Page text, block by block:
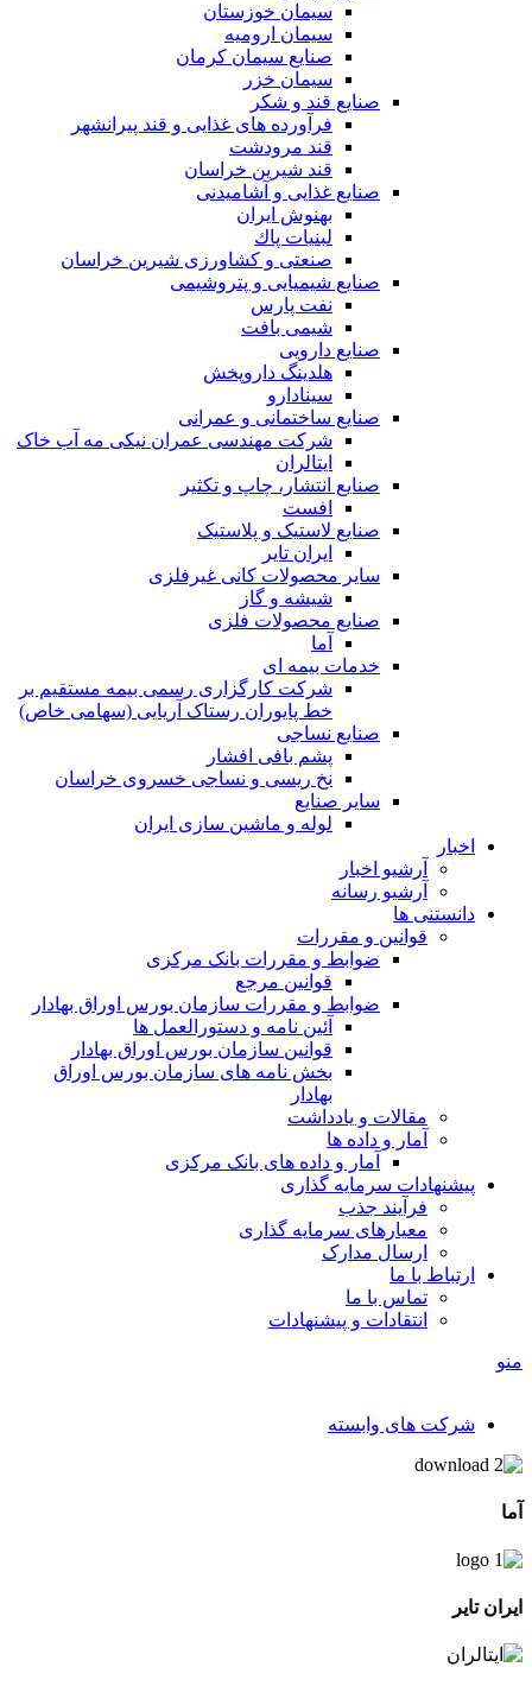
سیمان خوزستان
سیمان ارومیه
صنایع سیمان کرمان
سیمان خزر
صنایع قند و شکر
فرآورده های غذایی و قند پیرانشهر
قند مرودشت
قند شیرین خراسان
صنایع غذايی و آشاميدنی
بهنوش ایران
لبنيات پاك
صنعتی و کشاورزی شیرین خراسان
صنایع شیمیایی و پتروشیمی
نفت پارس
شیمی بافت
صنایع دارویی
هلدینگ داروپخش
سینادارو
صنایع ساختمانی و عمرانی
شرکت مهندسی عمران نیکی مه آب خاک
ایتالران
صنایع انتشار، چاپ و تکثير
افست
صنایع لاستیک و پلاستیک
ایران تایر
ساير محصولات كانی غيرفلزی
شیشه و گاز
صنایع محصولات فلزی
آما
خدمات بیمه ای
شرکت کارگزاری رسمی بیمه مستقیم بر
خط پایوران رستاک آریایی (سهامی خاص)
صنایع نساجی
پشم بافی افشار
نخ ریسی و نساجی خسروی خراسان
سایر صنایع
لوله و ماشین سازی ایران
اخبار
آرشیو اخبار
آرشیو رسانه
دانستنی ها
قوانین و مقررات
ضوابط و مقررات بانک مرکزی
قوانين مرجع
ضوابط و مقررات سازمان بورس اوراق بهادار
آئین نامه و دستورالعمل ها
قوانین سازمان بورس اوراق بهادار
بخش نامه های سازمان بورس اوراق
بهادار
مقالات و یادداشت
آمار و داده ها
آمار و داده های بانک مرکزی
پیشنهادات سرمایه گذاری
فرآیند جذب
معیارهای سرمایه گذاری
ارسال مدارک
ارتباط با ما
تماس با ما
انتقادات و پیشنهادات
منو
شرکت های وابسته
آما
ایران تایر